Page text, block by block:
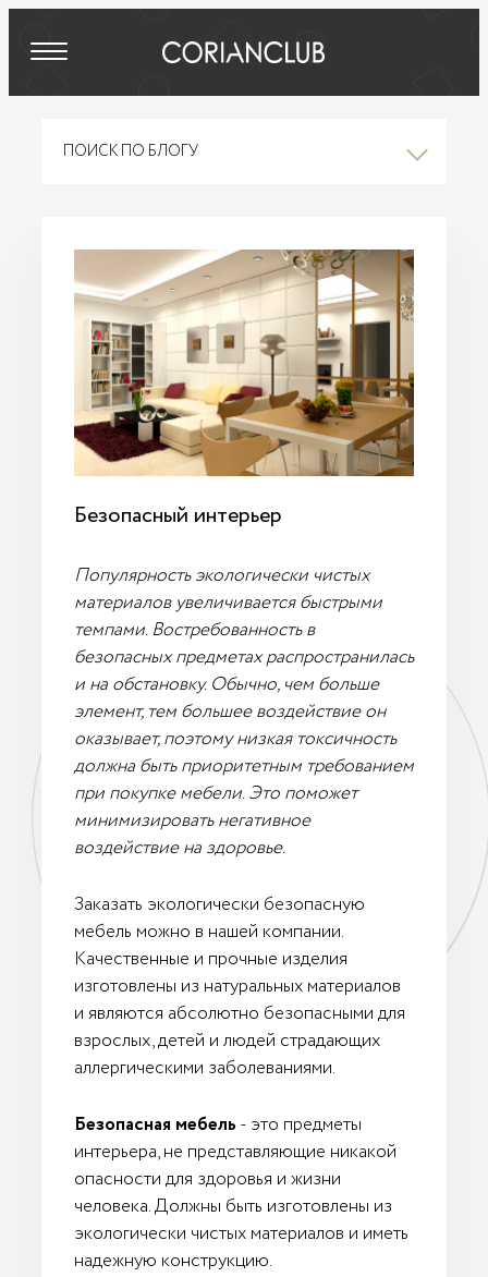
ПОИСК ПО БЛОГУ
Безопасный интерьер
Популярность экологически чистых
материалов увеличивается быстрыми
темпами. Востребованность в
безопасных предметах распространилась
и на обстановку. Обычно, чем больше
элемент, тем большее воздействие он
оказывает, поэтому низкая токсичность
должна быть приоритетным требованием
при покупке мебели. Это поможет
минимизировать негативное
воздействие на здоровье.
Заказать экологически безопасную
мебель можно в нашей компании.
Качественные и прочные изделия
изготовлены из натуральных материалов
и являются абсолютно безопасными для
взрослых, детей и людей страдающих
аллергическими заболеваниями.
Безопасная мебель - это предметы
интерьера, не представляющие никакой
опасности для здоровья и жизни
человека. Должны быть изготовлены из
экологически чистых материалов и иметь
надежную конструкцию.